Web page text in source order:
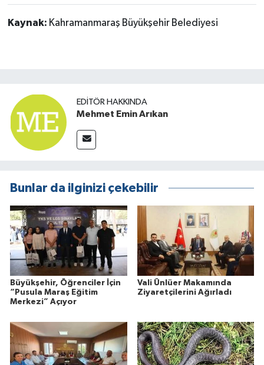
Kaynak: Kahramanmaraş Büyükşehir Belediyesi
EDITÖR HAKKINDA
Mehmet Emin Arıkan
Bunlar da ilginizi çekebilir
Büyükşehir, Öğrenciler İçin
“Pusula Maraş Eğitim
Merkezi” Açıyor
Vali Ünlüer Makamında
Ziyaretçilerini Ağırladı